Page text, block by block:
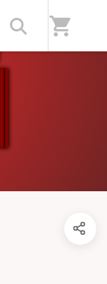
shopping_cart